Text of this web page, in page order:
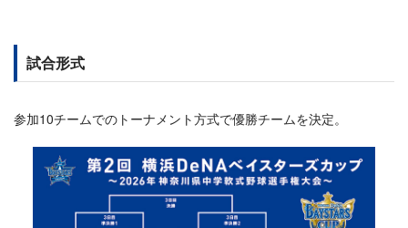
試合形式
参加10チームでのトーナメント方式で優勝チームを決定。